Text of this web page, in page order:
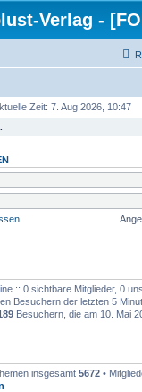
Verlag -
Zeit: 7. Aug 2026, 10:47
:: 0 sichtbare Mitglieder, 0
Besuchern der letzten 5
Besuchern, die am 10. Mai
insgesamt 5672 •